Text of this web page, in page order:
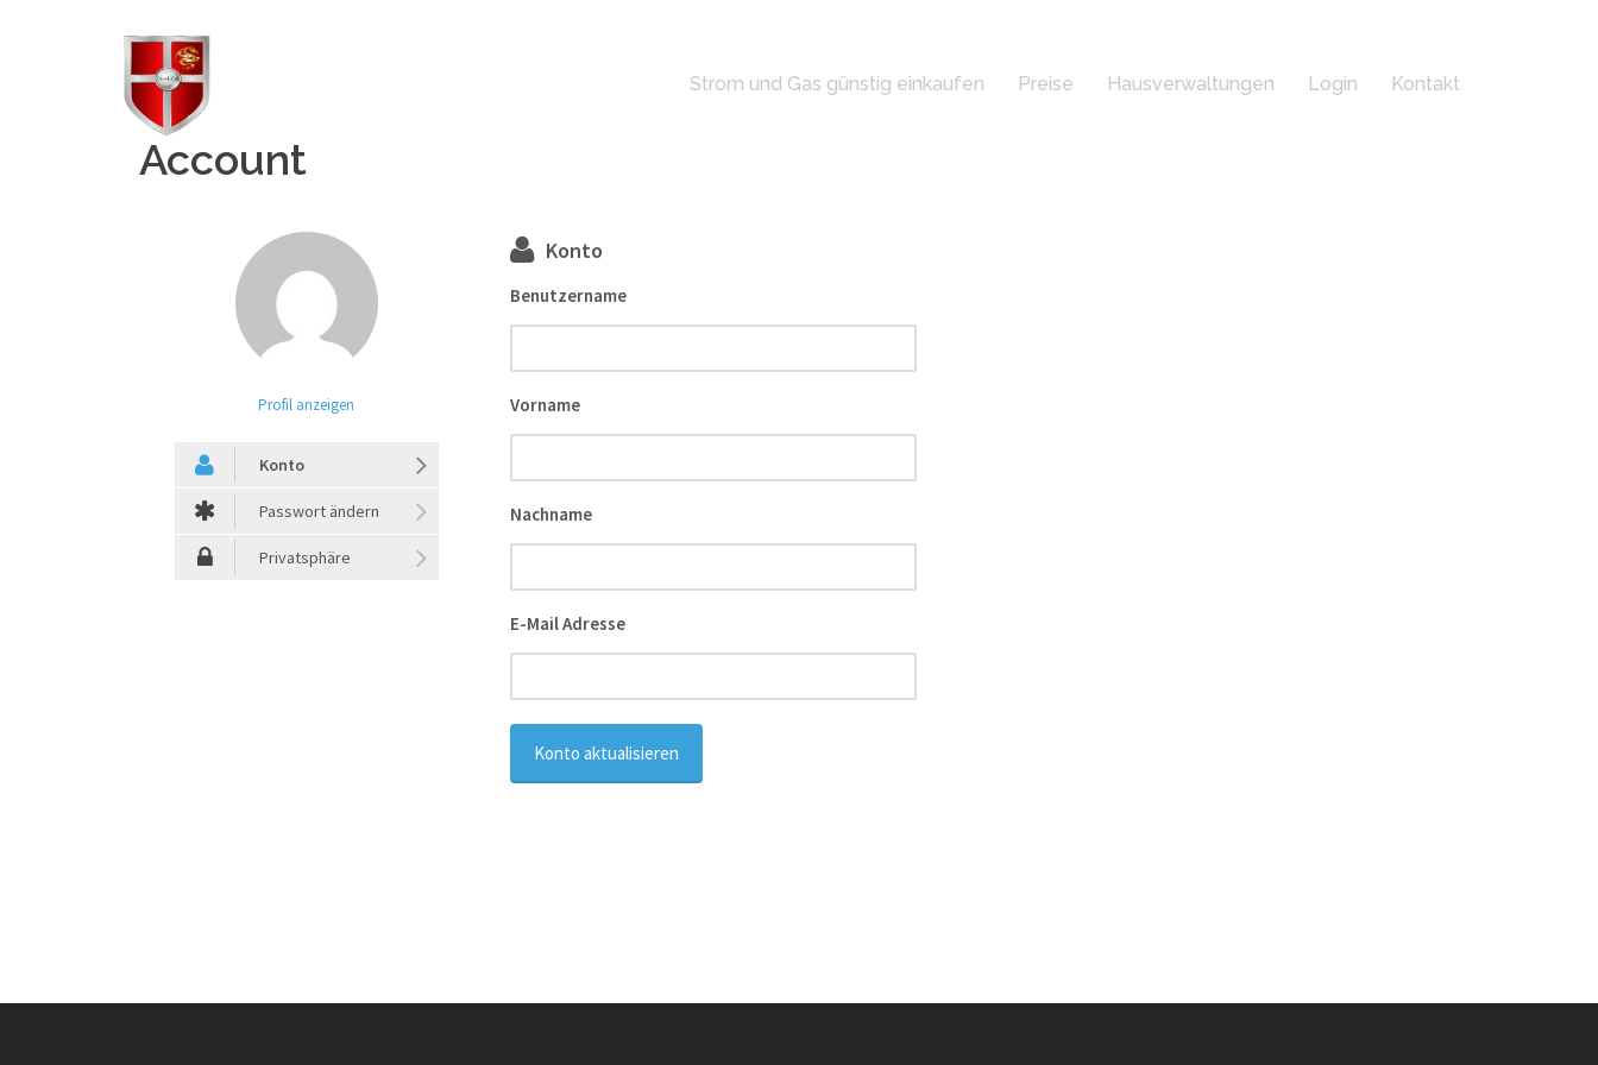
Strom und Gas günstig einkaufen Preise Hausverwaltungen Login Kontakt
Account
Profil anzeigen
Konto
Passwort ändern
Privatsphäre
Konto
Benutzername
Vorname
Nachname
E-Mail Adresse